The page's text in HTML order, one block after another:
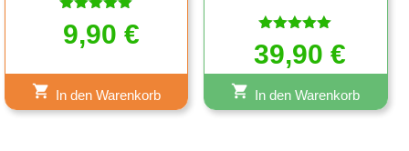
Bewertet
mit
5.00
9,90 €
In den Warenkorb
Bewertet
mit
39,90€
In den Warenkorb